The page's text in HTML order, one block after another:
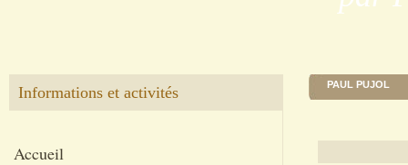
Informations et activités
Accueil
PAUL PUJOL